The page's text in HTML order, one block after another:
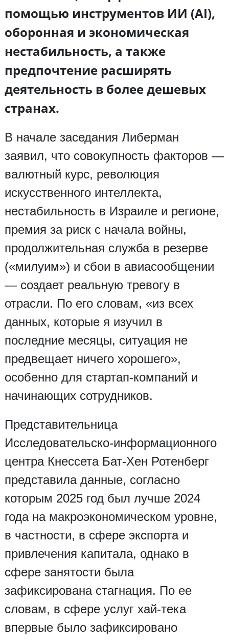
помощью инструментов ИИ (AI),
оборонная и экономическая
нестабильность, а также
предпочтение расширять
деятельность в более дешевых
странах.
В начале заседания Либерман
заявил, что совокупность факторов —
валютный курс, революция
искусственного интеллекта,
нестабильность в Израиле и регионе,
премия за риск с начала войны,
продолжительная служба в резерве
(«милуим») и сбои в авиасообщении
— создает реальную тревогу в
отрасли. По его словам, «из всех
данных, которые я изучил в
последние месяцы, ситуация не
предвещает ничего хорошего»,
особенно для стартап-компаний и
начинающих сотрудников.
Представительница
Исследовательско-информационного
центра Кнессета Бат-Хен Ротенберг
представила данные, согласно
которым 2025 год был лучше 2024
года на макроэкономическом уровне,
в частности, в сфере экспорта и
привлечения капитала, однако в
сфере занятости была
зафиксирована стагнация. По ее
словам, в сфере услуг хай-тека
впервые было зафиксировано